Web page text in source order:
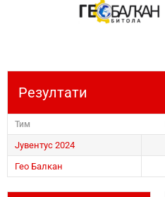
Резултати
Тим
Јувентус 2024
Гео Балкан